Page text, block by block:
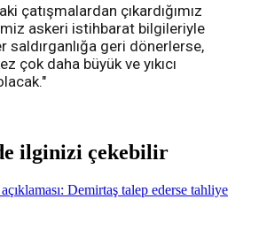
çatışmalardan çıkardığımız
askeri istihbarat bilgileriyle
saldırganlığa geri dönerlerse,
çok daha büyük ve yıkıcı
ilginizi çekebilir
Demirtaş talep ederse tahliye